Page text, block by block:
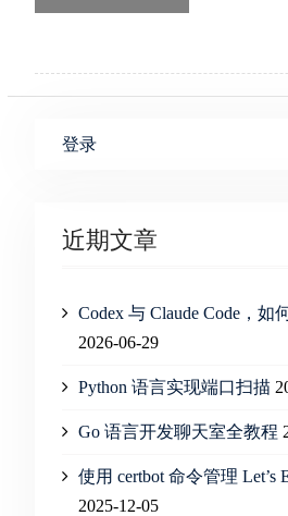
登录
近期文章
Codex 与 Claude Code，
2026-06-29
Python 语言实现端口扫描
Go 语言开发聊天室全教程
使用 certbot 命令管理 Let’s
2025-12-05